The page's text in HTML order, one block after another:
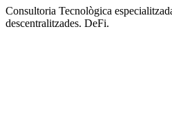
Consultoria Tecnològica
descentralitzades. DeFi.